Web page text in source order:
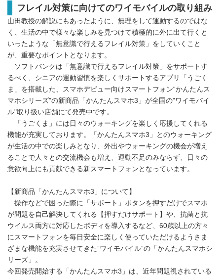
フレイル対策に向けてのワイモバイルの取り組み
山田教授の解説にもあったように、無理をして運動するのではな
く、生活の中で様々な楽しみを見つけて積極的に外に出て行くと
いったような「無意識で行えるフレイル対策」をしていくこと
が、重要なポイントとなります。
ソフトバンクは「無意識で行えるフレイル対策」をサポートす
るべく、シニアの運動習慣を楽しくサポートするアプリ「うごく
ま」を搭載した、スマホデビュー向けスマートフォン“かんたんス
マホシリーズ”の新商品「かんたんスマホ3」が全国の"ワイモバイ
ル"取り扱い店舗にて発売中です。
「うごくま」には日々のウォーキングを楽しく応援してくれる
機能が充実しております。「かんたんスマホ3」とのウォーキング
が生活の中での楽しみとなり、外出やウォーキングの機会が増え
ることで人々との交流機会も増え、運動不足のみならず、日々の
意欲向上にも貢献できる新スマートフォンとなっています。
【新商品「かんたんスマホ3」について】
操作などで困った際に「サポート」ボタンを押すだけでスマホ
が問題を自己解決してくれる【押すだけサポート】や、抗菌と抗
ウイルス両方に対応したボディを導入するなど、60歳以上の方々
にスマートフォンを毎日安全に楽しく使っていただけるようさま
ざまな機能を充実させてきた”ワイモバイル”の「かんたんスマホシ
リーズ」。
今回発売開始する「かんたんスマホ3」は、近年問題視されている